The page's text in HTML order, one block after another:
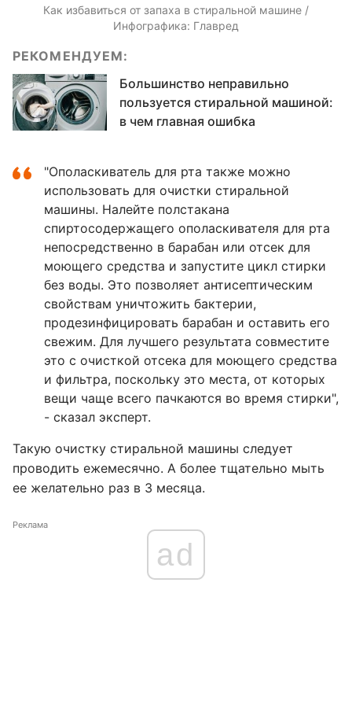
Как избавиться от запаха в стиральной машине /
Инфографика: Главред
РЕКОМЕНДУЕМ:
Большинство неправильно
пользуется стиральной машиной:
в чем главная ошибка
"Ополаскиватель для рта также можно
использовать для очистки стиральной
машины. Налейте полстакана
спиртосодержащего ополаскивателя для рта
непосредственно в барабан или отсек для
моющего средства и запустите цикл стирки
без воды. Это позволяет антисептическим
свойствам уничтожить бактерии,
продезинфицировать барабан и оставить его
свежим. Для лучшего результата совместите
это с очисткой отсека для моющего средства
и фильтра, поскольку это места, от которых
вещи чаще всего пачкаются во время стирки",
- сказал эксперт.
Такую очистку стиральной машины следует
проводить ежемесячно. А более тщательно мыть
ее желательно раз в 3 месяца.
Реклама
ad